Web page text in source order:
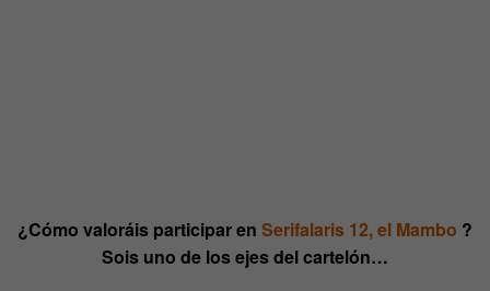
¿Cómo valoráis participar en Serifalaris 12, el Mambo ?
Sois uno de los ejes del cartelón…